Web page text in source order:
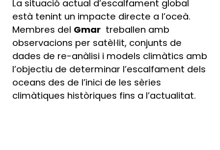
La situació actual d’escalfament global
està tenint un impacte directe a l’oceà.
Membres del Gmar treballen amb
observacions per satèl·lit, conjunts de
dades de re-anàlisi i models climàtics amb
l’objectiu de determinar l’escalfament dels
oceans des de l’inici de les sèries
climàtiques històriques fins a l’actualitat.